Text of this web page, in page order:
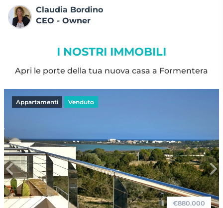
Claudia Bordino
CEO - Owner
I NOSTRI IMMOBILI
Apri le porte della tua nuova casa a Formentera
Venduto
€ 880.000